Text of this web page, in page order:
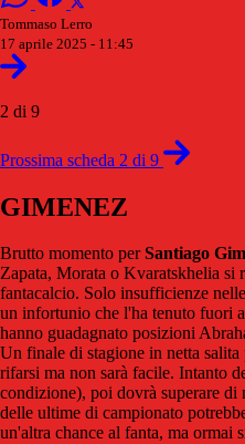
Tommaso Lerro
17 aprile 2025 - 11:45
2 di 9
Prossima scheda 2 di 9
GIMENEZ
Brutto momento perSantiago
Zapata, Morata o Kvaratskhelia si
fantacalcio. Solo insufficienze
un infortunio che l'ha tenuto fuori
hanno guadagnato posizioni
Un finale di stagione in netta
rifarsi ma non sarà facile. Intanto
condizione), poi dovrà superare
delle ultime di campionato
un'altra chance al fanta, ma ormai